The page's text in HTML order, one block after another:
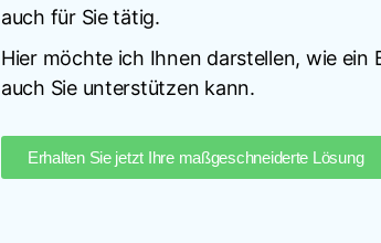
auch für Sie tätig.
Hier möchte ich Ihnen darstellen, wie ein
auch Sie unterstützen kann.
Erhalten Sie jetzt Ihre maßgeschneiderte Lösung